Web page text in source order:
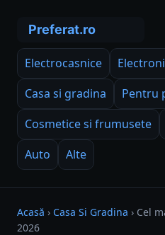
Electrocasnice
Casa si gradina
Pentru
Cosmetice si frumusete
Auto
Alte
Acasă › Casa Si Gradina › Cel
2026